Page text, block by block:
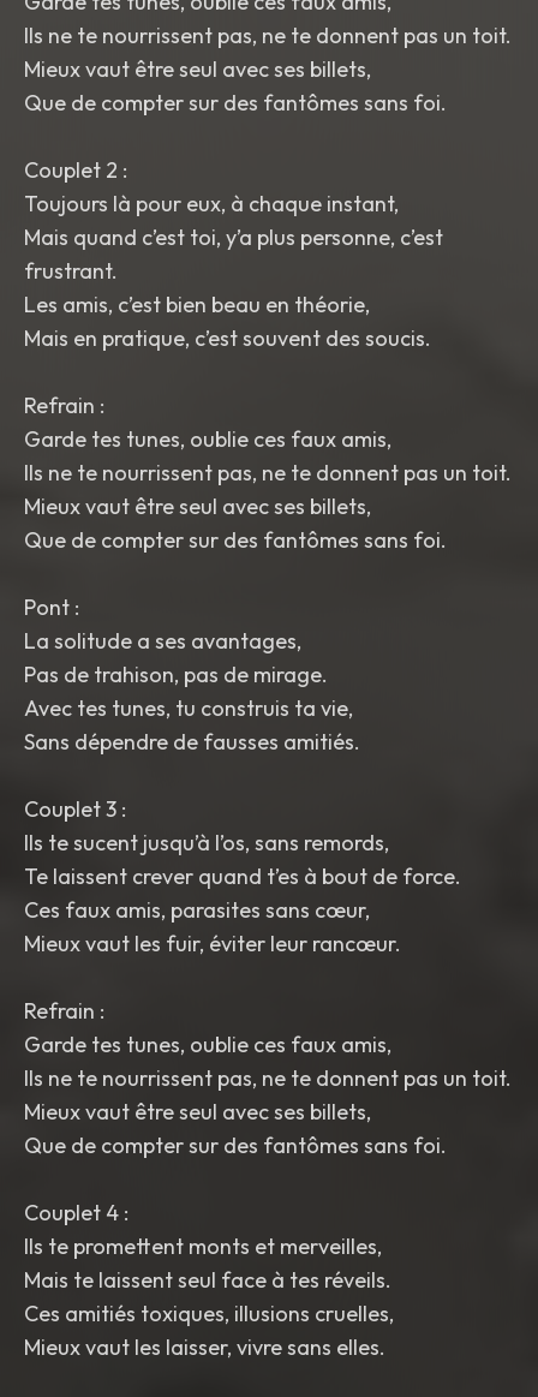
Ils ne te nourrissent pas, ne te donnent pas un toit.
Mieux vaut être seul avec ses billets,
Que de compter sur des fantômes sans foi.
Couplet 2 :
Toujours là pour eux, à chaque instant,
Mais quand c’est toi, y’a plus personne, c’est
frustrant.
Les amis, c’est bien beau en théorie,
Mais en pratique, c’est souvent des soucis.
Refrain :
Garde tes tunes, oublie ces faux amis,
Ils ne te nourrissent pas, ne te donnent pas un toit.
Mieux vaut être seul avec ses billets,
Que de compter sur des fantômes sans foi.
Pont :
La solitude a ses avantages,
Pas de trahison, pas de mirage.
Avec tes tunes, tu construis ta vie,
Sans dépendre de fausses amitiés.
Couplet 3 :
Ils te sucent jusqu’à l’os, sans remords,
Te laissent crever quand t’es à bout de force.
Ces faux amis, parasites sans cœur,
Mieux vaut les fuir, éviter leur rancœur.
Refrain :
Garde tes tunes, oublie ces faux amis,
Ils ne te nourrissent pas, ne te donnent pas un toit.
Mieux vaut être seul avec ses billets,
Que de compter sur des fantômes sans foi.
Couplet 4 :
Ils te promettent monts et merveilles,
Mais te laissent seul face à tes réveils.
Ces amitiés toxiques, illusions cruelles,
Mieux vaut les laisser, vivre sans elles.